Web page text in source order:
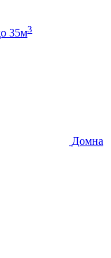
35м3
Домна